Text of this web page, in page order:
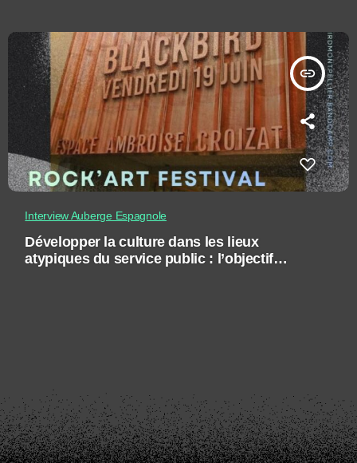
insert_link
Interview Auberge Espagnole
Développer la culture dans les lieux
atypiques du service public : l’objectif